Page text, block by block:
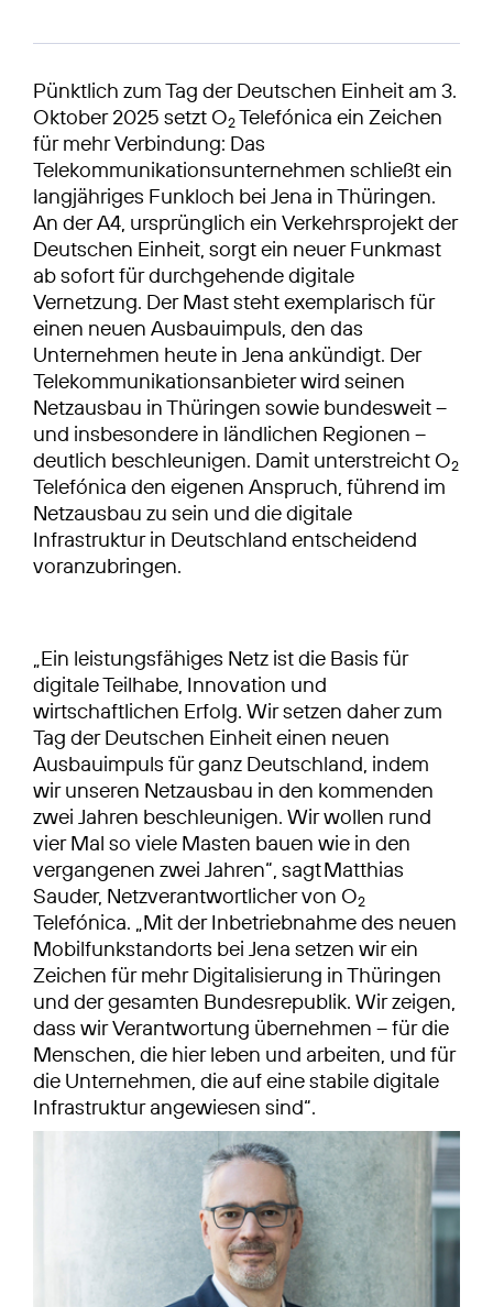
Pünktlich zum Tag der Deutschen Einheit am 3.
Oktober 2025 setzt O2Telefónica ein Zeichen
für mehr Verbindung: Das
Telekommunikations­unternehmen schließt ein
langjähriges Funkloch bei Jena in Thüringen.
An der A4, ursprünglich ein Verkehrsprojekt der
Deutschen Einheit, sorgt ein neuer Funkmast
ab sofort für durchgehende digitale
Vernetzung. Der Mast steht exemplarisch für
einen neuen Ausbauimpuls, den das
Unternehmen heute in Jena ankündigt. Der
Telekommunikationsanbieter wird seinen
Netzausbau in Thüringen sowie bundesweit –
und insbesondere in ländlichen Regionen –
deutlich beschleunigen. Damit unterstreicht O2
Telefónica den eigenen Anspruch, führend im
Netzausbau zu sein und die digitale
Infrastruktur in Deutschland entscheidend
voranzubringen.
„Ein leistungsfähiges Netz ist die Basis für
digitale Teilhabe, Innovation und
wirtschaftlichen Erfolg. Wir setzen daher zum
Tag der Deutschen Einheit einen neuen
Ausbauimpuls für ganz Deutschland, indem
wir unseren Netzausbau in den kommenden
zwei Jahren beschleunigen. Wir wollen rund
vier Mal so viele Masten bauen wie in den
vergangenen zwei Jahren“, sagt Matthias
Sauder, Netzverantwortlicher von O2
Telefónica. „Mit der Inbetriebnahme des neuen
Mobilfunkstandorts bei Jena setzen wir ein
Zeichen für mehr Digitalisierung in Thüringen
und der gesamten Bundesrepublik. Wir zeigen,
dass wir Verantwortung übernehmen – für die
Menschen, die hier leben und arbeiten, und für
die Unternehmen, die auf eine stabile digitale
Infrastruktur angewiesen sind“.